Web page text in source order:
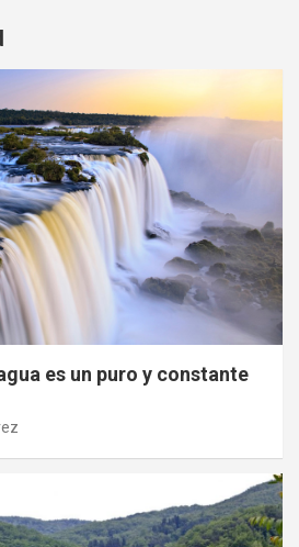
es un puro y constante